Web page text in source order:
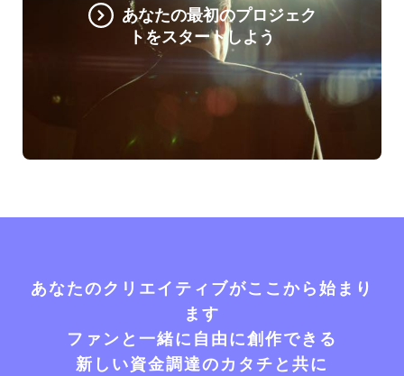
あなたの最初のプロジェク
トをスタートしよう
あなたのクリエイティブがここから始まり
ます
ファンと一緒に自由に創作できる
新しい資金調達のカタチと共に